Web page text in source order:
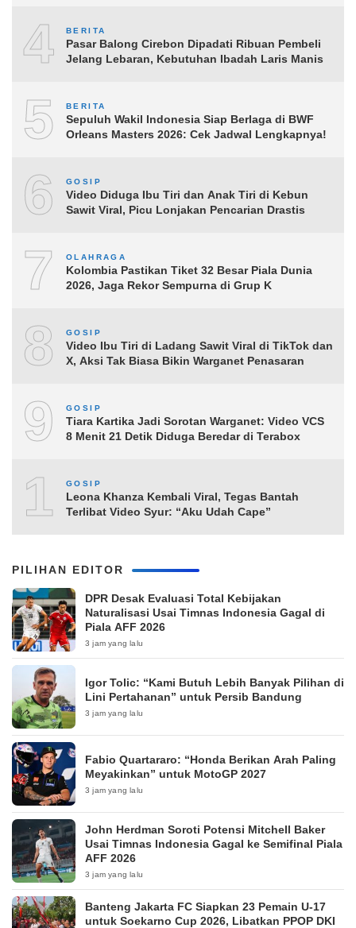
4 BERITA
Pasar Balong Cirebon Dipadati Ribuan Pembeli
Jelang Lebaran, Kebutuhan Ibadah Laris Manis
5 BERITA
Sepuluh Wakil Indonesia Siap Berlaga di BWF
Orleans Masters 2026: Cek Jadwal Lengkapnya!
6 GOSIP
Video Diduga Ibu Tiri dan Anak Tiri di Kebun
Sawit Viral, Picu Lonjakan Pencarian Drastis
7 OLAHRAGA
Kolombia Pastikan Tiket 32 Besar Piala Dunia
2026, Jaga Rekor Sempurna di Grup K
8 GOSIP
Video Ibu Tiri di Ladang Sawit Viral di TikTok dan
X, Aksi Tak Biasa Bikin Warganet Penasaran
9 GOSIP
Tiara Kartika Jadi Sorotan Warganet: Video VCS
8 Menit 21 Detik Diduga Beredar di Terabox
10
GOSIP
Leona Khanza Kembali Viral, Tegas Bantah
Terlibat Video Syur: “Aku Udah Cape”
PILIHAN EDITOR
DPR Desak Evaluasi Total Kebijakan
Naturalisasi Usai Timnas Indonesia Gagal di
Piala AFF 2026
3 jam yang lalu
Igor Tolic: “Kami Butuh Lebih Banyak Pilihan di
Lini Pertahanan” untuk Persib Bandung
3 jam yang lalu
Fabio Quartararo: “Honda Berikan Arah Paling
Meyakinkan” untuk MotoGP 2027
3 jam yang lalu
John Herdman Soroti Potensi Mitchell Baker
Usai Timnas Indonesia Gagal ke Semifinal Piala
AFF 2026
3 jam yang lalu
Banteng Jakarta FC Siapkan 23 Pemain U-17
untuk Soekarno Cup 2026, Libatkan PPOP DKI